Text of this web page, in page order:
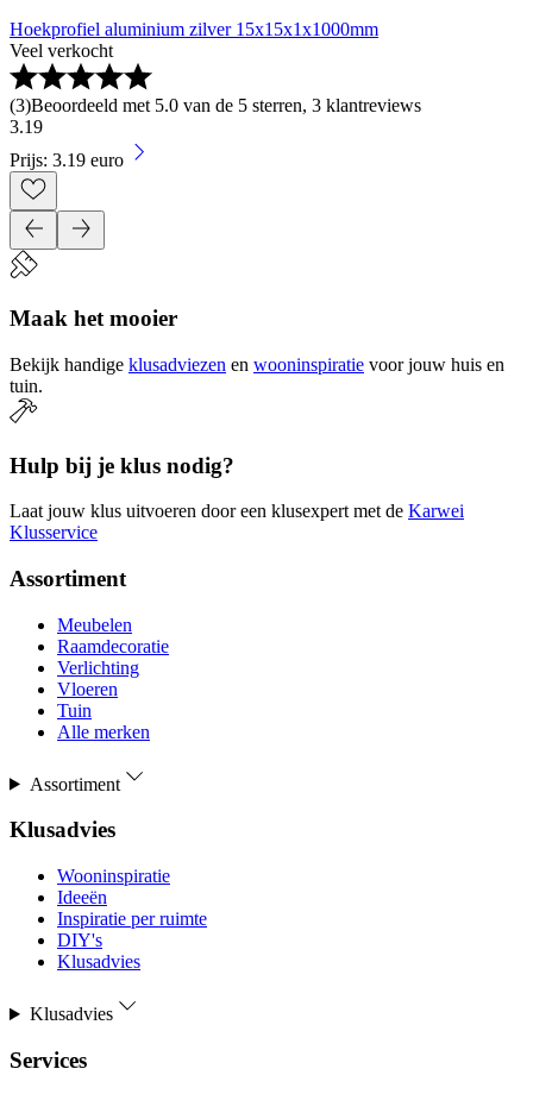
Hoekprofiel aluminium zilver 15x15x1x1000mm
Veel verkocht
(3)Beoordeeld met 5.0 van de 5 sterren, 3 klantreviews
3.19
Prijs: 3.19 euro
Maak het mooier
Bekijk handige klusadviezen en wooninspiratie voor jouw huis en
tuin.
Hulp bij je klus nodig?
Laat jouw klus uitvoeren door een klusexpert met de Karwei
Klusservice
Assortiment
Meubelen
Raamdecoratie
Verlichting
Vloeren
Tuin
Alle merken
Assortiment
Klusadvies
Wooninspiratie
Ideeën
Inspiratie per ruimte
DIY's
Klusadvies
Klusadvies
Services